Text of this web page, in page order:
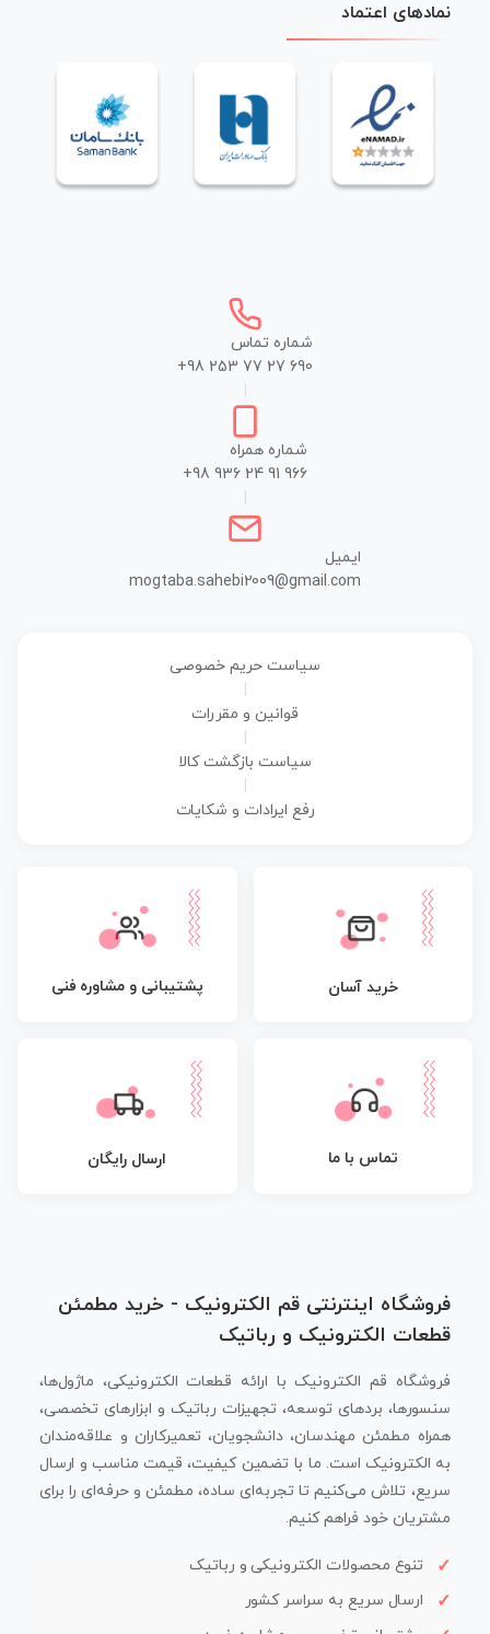
نمادهای اعتماد
شماره تماس
+98 253 77 27 690
شماره همراه
+98 936 24 91 966
ایمیل
mogtaba.sahebi2009@gmail.com
سیاست حریم خصوصی
قوانین و مقررات
سیاست بازگشت کالا
رفع ایرادات و شکایات
خرید آسان پشتیبانی و مشاوره فنی
تماس با ما ارسال رایگان
فروشگاه اینترنتی قم الکترونیک - خرید مطمئن
قطعات الکترونیک و رباتیک
فروشگاه قم الکترونیک با ارائه قطعات الکترونیکی، ماژول‌ها،
سنسورها، بردهای توسعه، تجهیزات رباتیک و ابزارهای تخصصی،
همراه مطمئن مهندسان، دانشجویان، تعمیرکاران و علاقه‌مندان
به الکترونیک است. ما با تضمین کیفیت، قیمت مناسب و ارسال
سریع، تلاش می‌کنیم تا تجربه‌ای ساده، مطمئن و حرفه‌ای را برای
مشتریان خود فراهم کنیم.
تنوع محصولات الکترونیکی و رباتیک
ارسال سریع به سراسر کشور